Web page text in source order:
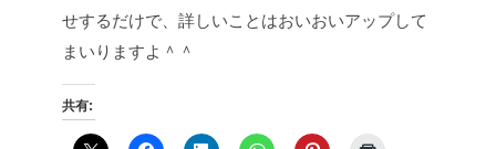
せするだけで、詳しいことはおいおいアップして
まいりますよ＾＾
共有: